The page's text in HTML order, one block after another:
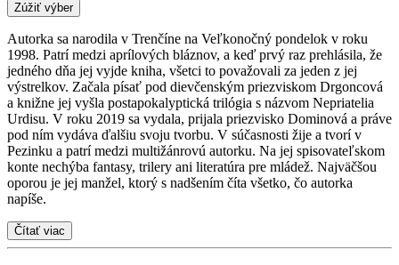
Zúžiť výber
Autorka sa narodila v Trenčíne na Veľkonočný pondelok v roku
1998. Patrí medzi aprílových bláznov, a keď prvý raz prehlásila, že
jedného dňa jej vyjde kniha, všetci to považovali za jeden z jej
výstrelkov. Začala písať pod dievčenským priezviskom Drgoncová
a knižne jej vyšla postapokalyptická trilógia s názvom Nepriatelia
Urdisu. V roku 2019 sa vydala, prijala priezvisko Dominová a práve
pod ním vydáva ďalšiu svoju tvorbu. V súčasnosti žije a tvorí v
Pezinku a patrí medzi multižánrovú autorku. Na jej spisovateľskom
konte nechýba fantasy, trilery ani literatúra pre mládež. Najväčšou
oporou je jej manžel, ktorý s nadšením číta všetko, čo autorka
napíše.
Čítať viac